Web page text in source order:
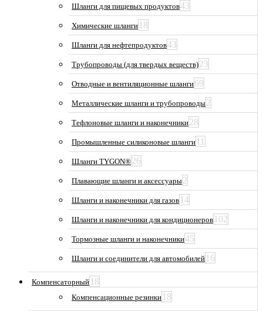
Шланги для пищевых продуктов43
Химические шланги 18
Шланги для нефтепродуктов43
Трубопроводы (для твердых веществ)23
Отводные и вентиляционные шланги69
Металлические шланги и трубопроводы2
Тефлоновые шланги и наконечники28
Промышленные силиконовые шланги 11
Шланги TYGON®26
Плавающие шланги и аксессуары2
Шланги и наконечники для газов 14
Шланги и наконечники для кондиционеров 102
Тормозные шланги и наконечники45
Шланги и соединители для автомобилей 16
Компенсаторный 18
Компенсационные резинки 18